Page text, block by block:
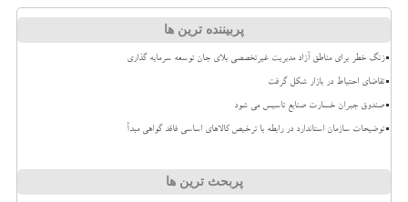
پربیننده ترین ها
زنگ خطر برای مناطق آزاد مدیریت غیرتخصصی بلای جان توسعه سرمایه گذاری
تقاضای احتیاط در بازار شکل گرفت
صندوق جبران خسارت صنایع تاسیس می شود
توضیحات سازمان استاندارد در رابطه با ترخیص کالاهای اساسی فاقد گواهی مبدأ
پربحث ترین ها